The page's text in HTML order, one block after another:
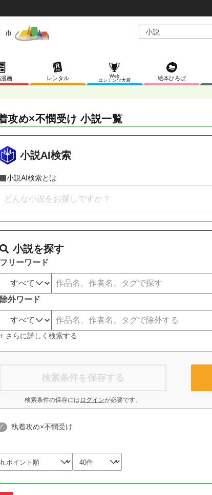
画 レンタル
Web
コンテンツ大賞
絵本ひろば
攻め×不憫受け 小説一覧
小説AI検索
小説AI検索とは
小説を探す
フリーワード
除外ワード
+ さらに詳しく検索する
検索条件を保存する
検索条件の保存には ログインが必要です。
執着攻め×不憫受け